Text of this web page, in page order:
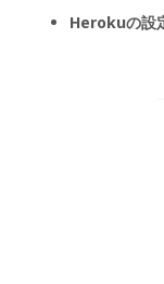
Herokuの設